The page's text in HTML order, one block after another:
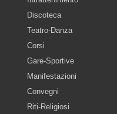
Discoteca
Teatro-Danza
Corsi
Gare-Sportive
Manifestazioni
Convegni
Riti-Religiosi